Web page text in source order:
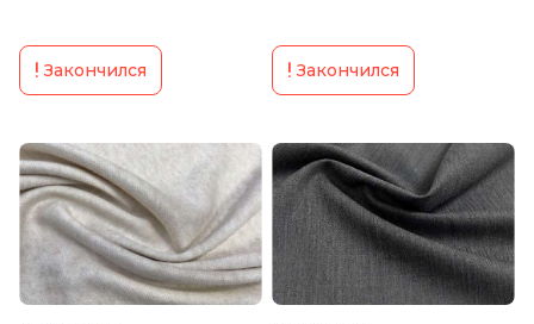
Закончился Закончился